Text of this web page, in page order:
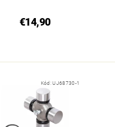
€14,90
Kód:UJ68730-1